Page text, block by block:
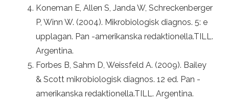
Koneman E, Allen S, Janda W, Schreckenberger
P, Winn W. (2004). Mikrobiologisk diagnos. 5: e
upplagan. Pan -amerikanska redaktionella.TILL.
Argentina.
Forbes B, Sahm D, Weissfeld A. (2009). Bailey
& Scott mikrobiologisk diagnos. 12 ed. Pan -
amerikanska redaktionella.TILL. Argentina.